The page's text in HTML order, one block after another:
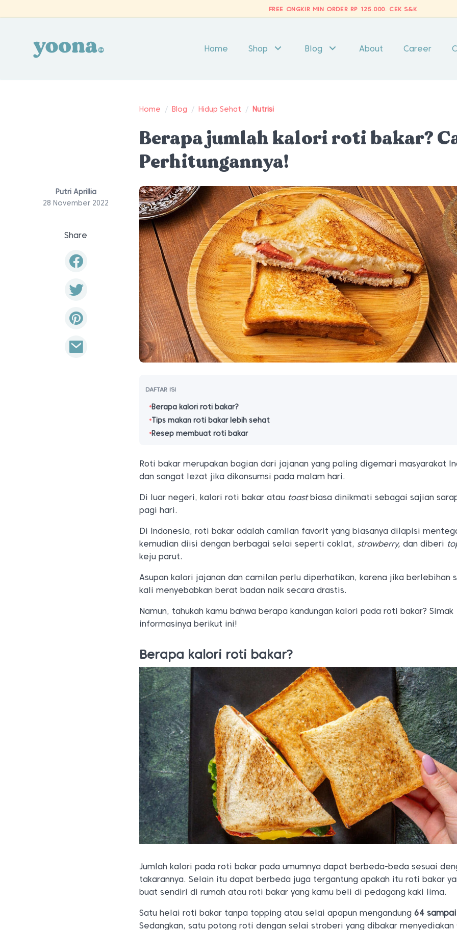
FREE ONGKIR MIN ORDER RP 125.000. CEK S&K
Home Shop Blog About Career
Home / Blog / Hidup Sehat / Nutrisi
Berapa jumlah kalori roti bakar?
Perhitungannya!
Putri Aprillia
28 November 2022
Share
DAFTAR ISI
Berapa kalori roti bakar?
Tips makan roti bakar lebih sehat
Resep membuat roti bakar
Roti bakar merupakan bagian dari jajanan yang paling digemari masyarakat
dan sangat lezat jika dikonsumsi pada malam hari.
Di luar negeri, kalori roti bakar atau toastbiasa dinikmati sebagai sajian
pagi hari.
Di Indonesia, roti bakar adalah camilan favorit yang biasanya dilapisi
kemudian diisi dengan berbagai selai seperti coklat, strawberry,dan diberi
keju parut.
Asupan kalori jajanan dan camilan perlu diperhatikan, karena jika berlebihan
kali menyebabkan berat badan naik secara drastis.
Namun, tahukah kamu bahwa berapa kandungan kalori pada roti bakar? Simak
informasinya berikut ini!
Berapa kalori roti bakar?
Jumlah kalori pada roti bakar pada umumnya dapat berbeda-beda sesuai
takarannya. Selain itu dapat berbeda juga tergantung apakah itu roti bakar
buat sendiri di rumah atau roti bakar yang kamu beli di pedagang kaki lima.
Satu helai roti bakar tanpa topping atau selai apapun mengandung64
Sedangkan, satu potong roti dengan selai stroberi yang dibakar menyediakan